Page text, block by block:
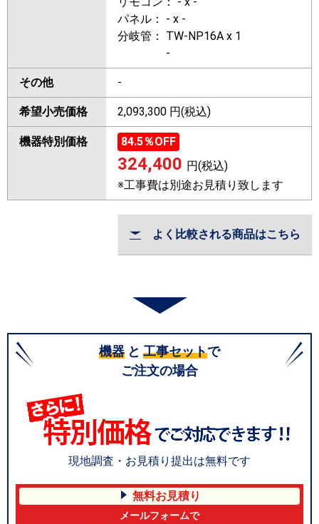
パネル： - x -
分岐管： TW-NP16A x 1
-
その他 -
希望小売価格 2,093,300 円(税込)
機器特別価格 84.5％OFF
324,400 円(税込)
※工事費は別途お見積り致します
よく比較される商品はこちら
機器 と 工事セットで
ご注文の場合
現地調査・お見積り提出は無料です
無料お見積り
メールフォームで